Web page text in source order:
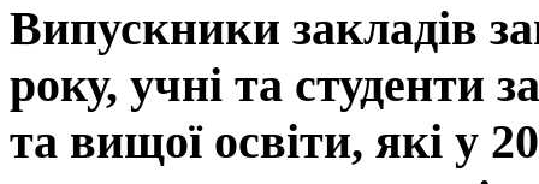
Випускники закладів
року, учні та студенти
та вищої освіти, які у